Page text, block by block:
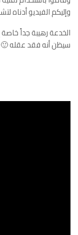
وإليكم الفيديو أدناه
الخدعة رهيبة جداً
سيظن أنه فقد عقله